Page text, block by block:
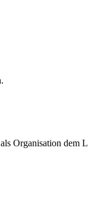
Organisation dem